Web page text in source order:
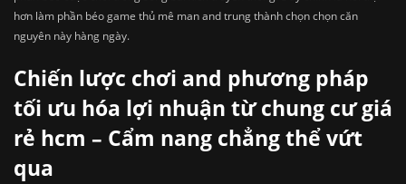
hơn làm phần béo game thủ mê man and trung thành chọn chọn căn
nguyên này hàng ngày.
Chiến lược chơi and phương pháp
tối ưu hóa lợi nhuận từ chung cư giá
rẻ hcm – Cẩm nang chẳng thể vứt
qua